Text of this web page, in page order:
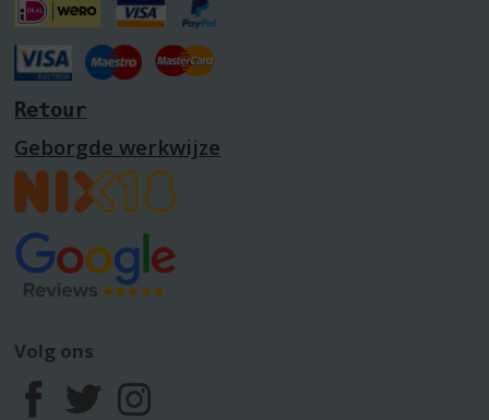
Retour
Geborgde werkwijze
Volg ons
F T I